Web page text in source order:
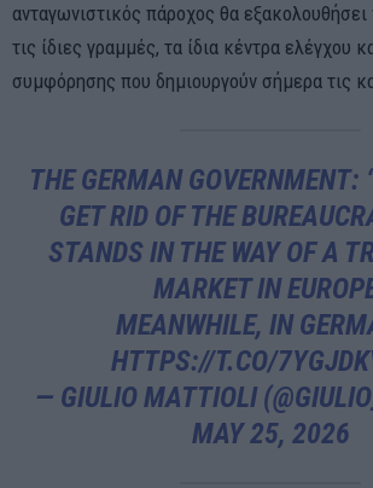
ανταγωνιστικός πάροχος θα εξακολουθήσει
τις ίδιες γραμμές, τα ίδια κέντρα ελέγχου
συμφόρησης που δημιουργούν σήμερα τις
THE GERMAN GOVERNMENT:
GET RID OF THE
STANDS IN THE WAY OF A
MARKET IN
MEANWHILE, IN
HTTPS://T.CO/
— GIULIO MATTIOLI
MAY 25, 2026